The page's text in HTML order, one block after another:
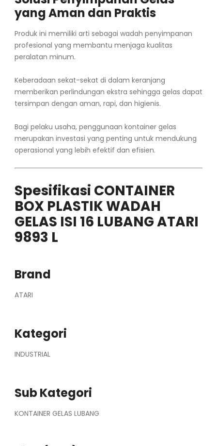
yang Aman dan Praktis
Produk ini memiliki arti sebagai wadah penyimpanan
profesional yang membantu menjaga kualitas
peralatan minum.
Keberadaan sekat-sekat di dalam keranjang
memberikan perlindungan ekstra sehingga gelas dapat
tersimpan dengan aman, rapi, dan higienis.
Bagi pelaku usaha, penggunaan kontainer gelas
merupakan investasi yang penting untuk mendukung
operasional yang lebih efektif dan efisien.
Spesifikasi CONTAINER
BOX PLASTIK WADAH
GELAS ISI 16 LUBANG ATARI
9893 L
Brand
ATARI
Kategori
INDUSTRIAL
Sub Kategori
KONTAINER GELAS LUBANG